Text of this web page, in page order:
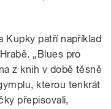
Kupky patří například
„Blues pro
z knih v době těsně
kterou tenkrát
přepisovali,